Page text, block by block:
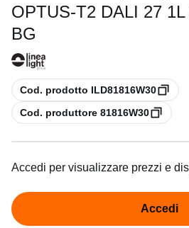
OPTUS-T2 DALI 27
BG
copiaCod. prodotto ILD81816W30
copiaCod. produttore 81816W30
Accedi per visualizzare prezzi e
Accedi